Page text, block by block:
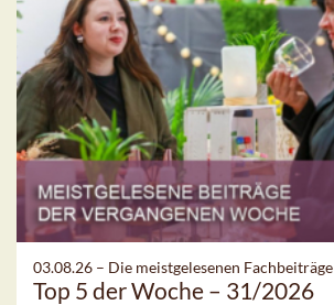
03.08.26 – Die meistgelesenen Fachbeiträge
Top 5 der Woche – 31/2026